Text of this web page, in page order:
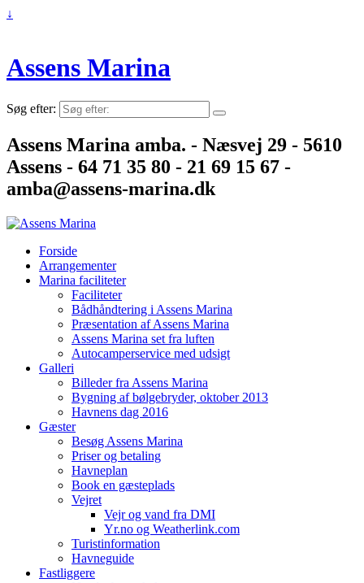
↓
Assens Marina
Søg efter:
Assens Marina amba. - Næsvej 29 - 5610
Assens - 64 71 35 80 - 21 69 15 67 -
amba@assens-marina.dk
Forside
Arrangementer
Marina faciliteter
Faciliteter
Bådhåndtering i Assens Marina
Præsentation af Assens Marina
Assens Marina set fra luften
Autocamperservice med udsigt
Galleri
Billeder fra Assens Marina
Bygning af bølgebryder, oktober 2013
Havnens dag 2016
Gæster
Besøg Assens Marina
Priser og betaling
Havneplan
Book en gæsteplads
Vejret
Vejr og vand fra DMI
Yr.no og Weatherlink.com
Turistinformation
Havneguide
Fastliggere